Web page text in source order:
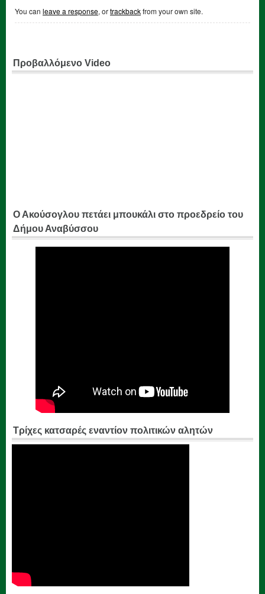
You can leave a response, ortrackbackfrom your own site.
Προβαλλόμενο Video
Ο Ακούσογλου πετάει μπουκάλι στο προεδρείο του
Δήμου Αναβύσσου
Τρίχες κατσαρές εναντίον πολιτικών αλητών